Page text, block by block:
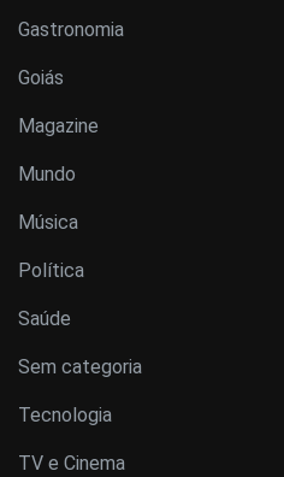
Gastronomia
Goiás
Magazine
Mundo
Música
Política
Saúde
Sem categoria
Tecnologia
TV e Cinema